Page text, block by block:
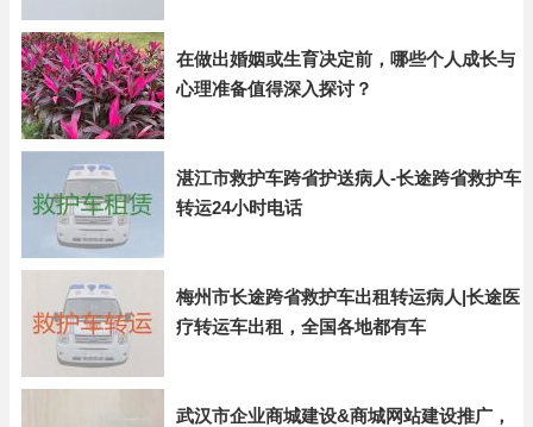
在做出婚姻或生育决定前，哪些个人成长与
心理准备值得深入探讨？
湛江市救护车跨省护送病人-长途跨省救护车
转运24小时电话
梅州市长途跨省救护车出租转运病人|长途医
疗转运车出租，全国各地都有车
武汉市企业商城建设&商城网站建设推广，